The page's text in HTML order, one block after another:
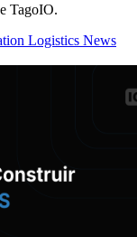
TagoIO.
Logistics News